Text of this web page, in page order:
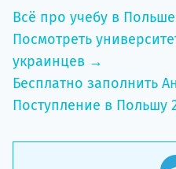
Всё про учебу в
Посмотреть
украинцев →
Бесплатно заполнить
Поступление в Польшу